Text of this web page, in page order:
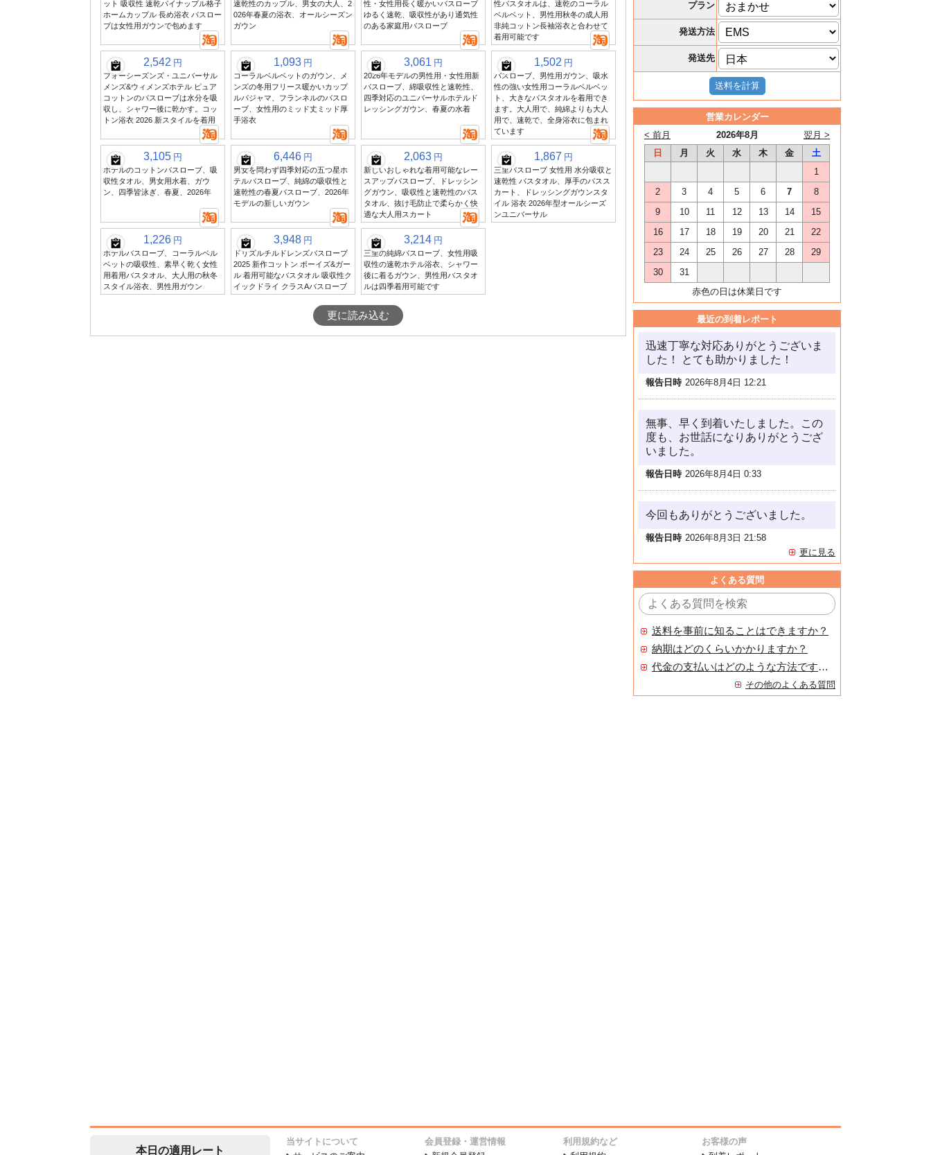
ット 吸収性 速乾パイナップル格子
ホームカップル 長め浴衣 バスロー
ブは女性用ガウンで包めます
速乾性のカップル、男女の大人、2
026年春夏の浴衣、オールシーズン
ガウン
性・女性用長く暖かいバスローブ
ゆるく速乾、吸収性があり通気性
のある家庭用バスローブ
性バスタオルは、速乾のコーラル
ベルベット、男性用秋冬の成人用
非純コットン長袖浴衣と合わせて
着用可能です
2,542 円
フォーシーズンズ・ユニバーサル
メンズ&ウィメンズホテル ピュア
コットンのバスローブは水分を吸
収し、シャワー後に乾かす。コッ
トン浴衣 2026 新スタイルを着用
1,093 円
コーラルベルベットのガウン、メ
ンズの冬用フリース暖かいカップ
ルパジャマ、フランネルのバスロ
ーブ、女性用のミッド丈ミッド厚
手浴衣
3,061 円
2026年モデルの男性用・女性用新
バスローブ、綿吸収性と速乾性、
四季対応のユニバーサルホテルド
レッシングガウン、春夏の水着
1,502 円
バスローブ、男性用ガウン、吸水
性の強い女性用コーラルベルベッ
ト、大きなバスタオルを着用でき
ます。大人用で、純綿よりも大人
用で、速乾で、全身浴衣に包まれ
ています
3,105 円
ホテルのコットンバスローブ、吸
収性タオル、男女用水着、ガウ
ン、四季皆泳ぎ、春夏、2026年
6,446 円
男女を問わず四季対応の五つ星ホ
テルバスローブ、純綿の吸収性と
速乾性の春夏バスローブ、2026年
モデルの新しいガウン
2,063 円
新しいおしゃれな着用可能なレー
スアップバスローブ、ドレッシン
グガウン、吸収性と速乾性のバス
タオル、抜け毛防止で柔らかく快
適な大人用スカート
1,867 円
三里バスローブ 女性用 水分吸収と
速乾性 バスタオル、厚手のバスス
カート、ドレッシングガウンスタ
イル 浴衣 2026年型オールシーズ
ンユニバーサル
1,226 円
ホテルバスローブ、コーラルベル
ベットの吸収性、素早く乾く女性
用着用バスタオル、大人用の秋冬
スタイル浴衣、男性用ガウン
3,948 円
ドリズルチルドレンズバスローブ
2025 新作コットン ボーイズ&ガー
ル 着用可能なバスタオル 吸収性ク
イックドライ クラスAバスローブ
3,214 円
三里の純綿バスローブ、女性用吸
収性の速乾ホテル浴衣、シャワー
後に着るガウン、男性用バスタオ
ルは四季着用可能です
更に読み込む
プラン
発送方法
発送先
営業カレンダー
2026年8月
< 前月
翌月 >
日
月 火 水 木 金
土
1
2
3 4 5 6 7
8
9
10 11 12 13 14
15
16
17 18 19 20 21
22
23
24 25 26 27 28
29
30
31
赤色の日は休業日です
最近の到着レポート
迅速丁寧な対応ありがとうございま
した！ とても助かりました！
報告日時 2026年8月4日 12:21
無事、早く到着いたしました。この
度も、お世話になりありがとうござ
いました。
報告日時 2026年8月4日 0:33
今回もありがとうございました。
報告日時 2026年8月3日 21:58
更に見る
よくある質問
送料を事前に知ることはできますか？
納期はどのくらいかかりますか？
代金の支払いはどのような方法ですか？
その他のよくある質問
本日の適用レート
当サイトについて
会員登録・運営情報
利用規約など
お客様の声